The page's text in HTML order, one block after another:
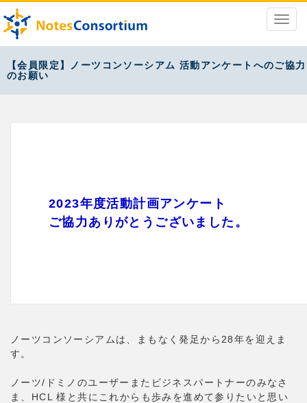
【会員限定】ノーツコンソーシアム 活動アンケートへのご協力
のお願い
2023年度活動計画アンケート
ご協力ありがとうございました。
ノーツコンソーシアムは、まもなく発足から28年を迎えま
す。
ノーツ/ドミノのユーザーまたビジネスパートナーのみなさ
ま、HCL 様と共にこれからも歩みを進めて参りたいと思い